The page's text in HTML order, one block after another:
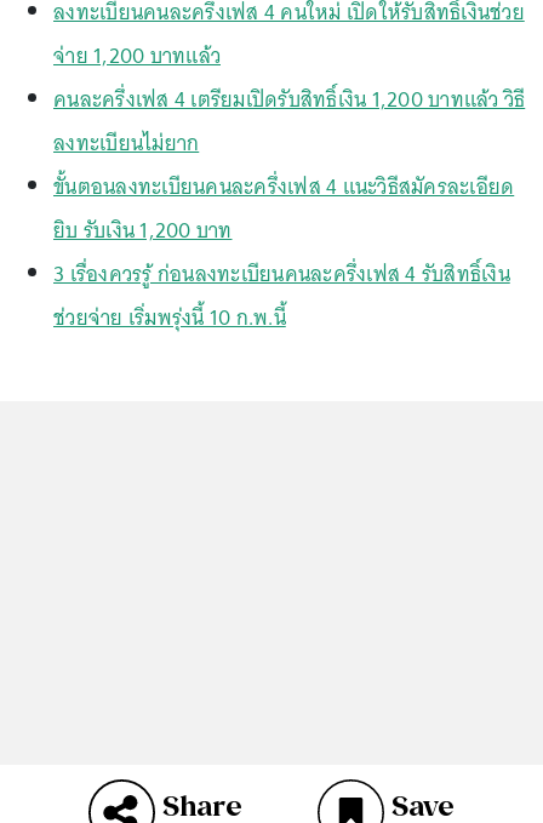
ลงทะเบียนคนละครึ่งเฟส 4 คนใหม่ เปิดให้รับสิทธิ์เงินช่วย
จ่าย 1,200 บาทแล้ว
คนละครึ่งเฟส 4 เตรียมเปิดรับสิทธิ์เงิน 1,200 บาทแล้ว วิธี
ลงทะเบียนไม่ยาก
ขั้นตอนลงทะเบียนคนละครึ่งเฟส 4 แนะวิธีสมัครละเอียด
ยิบ รับเงิน 1,200 บาท
3 เรื่องควรรู้ ก่อนลงทะเบียนคนละครึ่งเฟส 4 รับสิทธิ์เงิน
ช่วยจ่าย เริ่มพรุ่งนี้ 10 ก.พ.นี้
Share Save